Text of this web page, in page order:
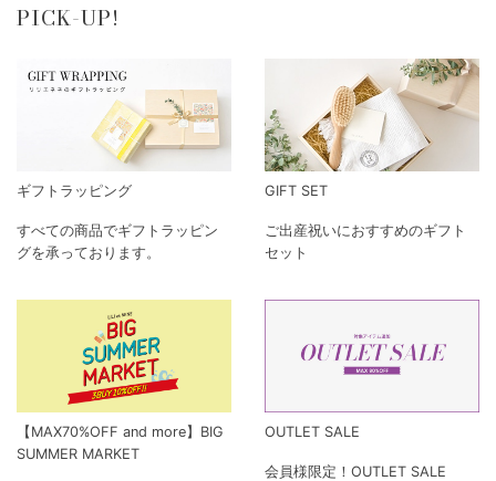
PICK-UP!
ギフトラッピング
すべての商品でギフトラッピン
グを承っております。
GIFT SET
ご出産祝いにおすすめのギフト
セット
【MAX70%OFF and more】BIG
SUMMER MARKET
OUTLET SALE
会員様限定！OUTLET SALE